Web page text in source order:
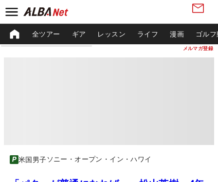
メルマガ登録
全ツアー ギア レッスン ライフ 漫画 ゴル
米国男子ソニー・オープン・イン・ハワイ